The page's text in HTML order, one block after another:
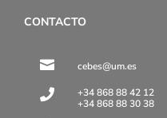
CONTACTO
 cebes@um.es

+34 868 88 42 12
+34 868 88 30 38